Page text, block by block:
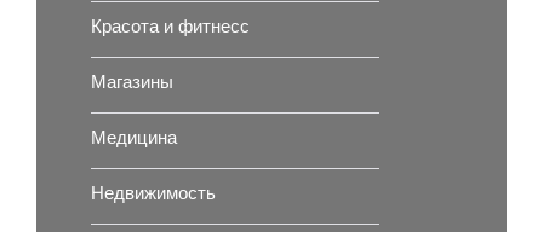
Красота и фитнесс
Магазины
Медицина
Недвижимость